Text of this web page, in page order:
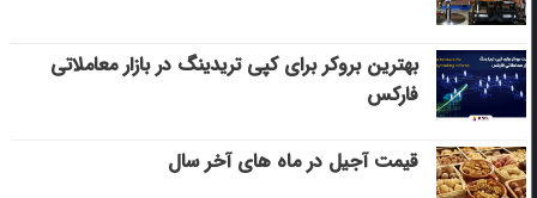
بهترین بروکر برای کپی‌ تریدینگ در بازار معاملاتی
فارکس
قیمت آجیل در ماه های آخر سال